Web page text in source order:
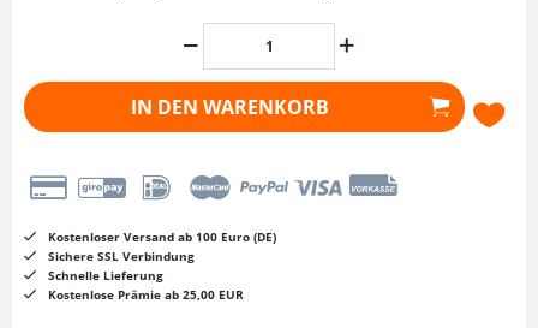
IN DEN WARENKORB
Kostenloser Versand ab 100 Euro (DE)
Sichere SSL Verbindung
Schnelle Lieferung
Kostenlose Prämie ab 25,00 EUR